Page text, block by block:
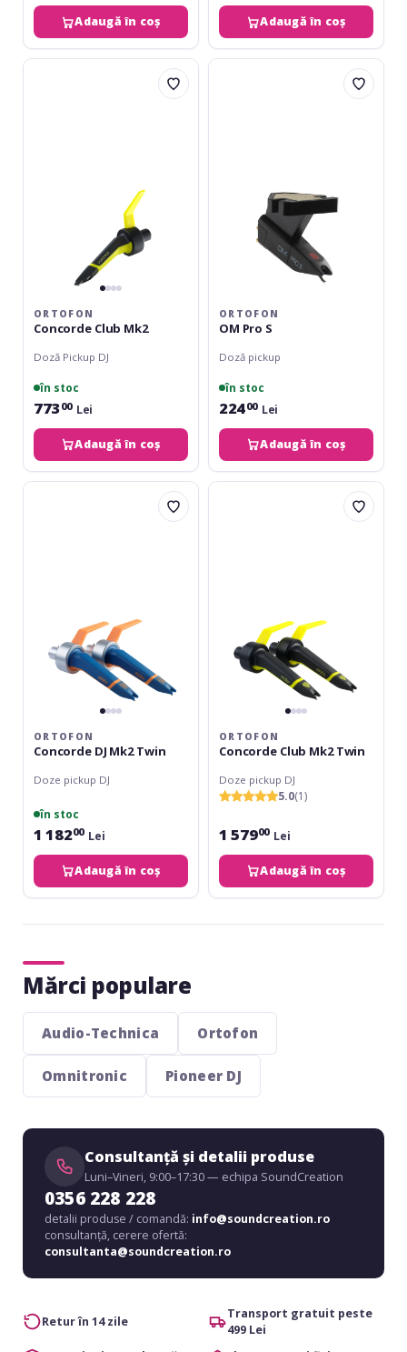
Adaugă în coș Adaugă în coș
Ortofon
ORTOFON
Concorde Club Mk2
Doză Pickup DJ
în stoc
77300 Lei
Adaugă în coș
Ortofon
ORTOFON
OM Pro S
Doză pickup
în stoc
22400 Lei
Adaugă în coș
Ortofon
ORTOFON
Concorde DJ Mk2 Twin
Doze pickup DJ
în stoc
1 18200 Lei
Adaugă în coș
Ortofon
ORTOFON
Concorde Club Mk2 Twin
Doze pickup DJ
5.0(1)
1 57900 Lei
Adaugă în coș
Mărci populare
Audio-Technica Ortofon
Omnitronic Pioneer DJ
Consultanță și detalii produse
Luni–Vineri, 9:00–17:30 — echipa SoundCreation
0356 228 228
detalii produse / comandă: info@soundcreation.ro
consultanță, cerere ofertă:
consultanta@soundcreation.ro
Retur în 14 zile
Transport gratuit peste
499 Lei